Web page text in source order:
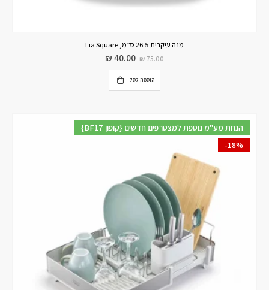
מנה עיקרית 26.5 ס”מ, Lia Square
₪75.00
₪ 40.00
הוספה לסל
{BF17 קופון} הנחת מע"מ נוספת למצטרפים חדשים
-18%